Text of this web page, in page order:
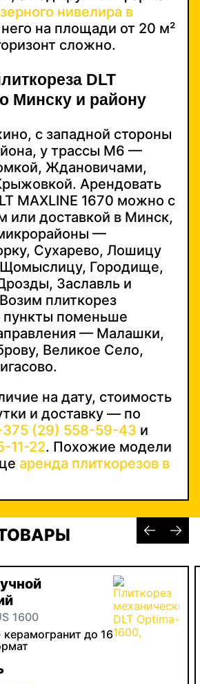
нивелира в
на площади от 20 м²
сложно.
DLT
Минску и району
с западной стороны
у трассы М6 —
Ждановичами,
Арендовать
MAXLINE 1670 можно с
или доставкой в Минск,
—
Сухарево, Лошицу
Городище,
Заславль и
плиткорез
пункты поменьше
— Малашки,
Великое Село,
на дату, стоимость
и доставку — по
(29) 558-59-43 и
11-22. Похожие модели
аренда плиткорезов в
1600
керамогранит до 16